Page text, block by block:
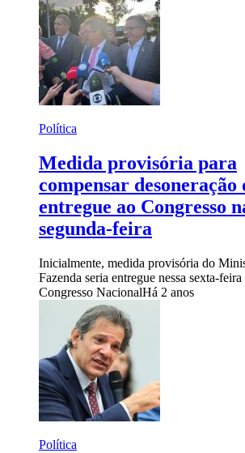
Política
Medida provisória para
compensar desoneração
entregue ao Congresso
segunda-feira
Inicialmente, medida provisória do
Fazenda seria entregue nessa sexta-
Congresso NacionalHá 2 anos
Política